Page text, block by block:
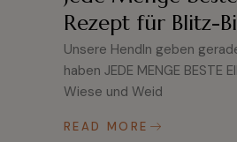
Rezept für Blitz-
Unsere Hendln geben
haben JEDE MENGE BESTE
Wiese und Weid
READ MORE